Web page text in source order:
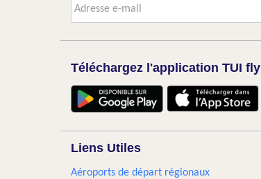
Téléchargez l'application TUI fly
Liens Utiles
Aéroports de départ régionaux